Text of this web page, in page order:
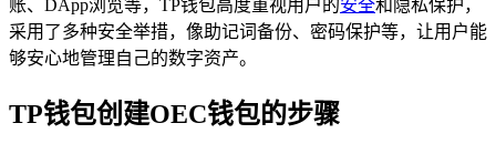
账、DApp浏览等，TP钱包高度重视用户的安全和隐私保护，
采用了多种安全举措，像助记词备份、密码保护等，让用户能
够安心地管理自己的数字资产。
TP钱包创建OEC钱包的步骤